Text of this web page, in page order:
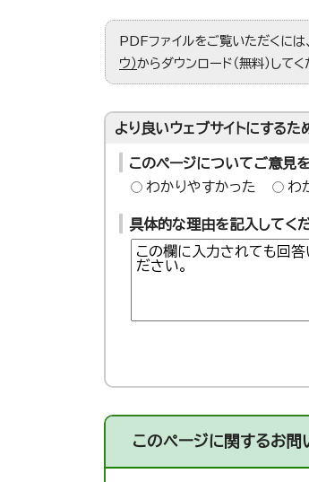
PDFファイルをご覧いただくに
ウ）からダウンロード（無料）してく
より良いウェブサイトにする
このページについてご意見
わかりやすかった
わ
具体的な理由を記入してく
このページに関するお問